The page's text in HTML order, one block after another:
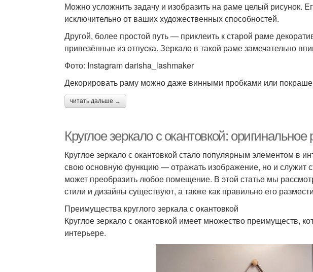
Можно усложнить задачу и изобразить на раме целый рисунок.
исключительно от ваших художественных способностей.
Другой, более простой путь — приклеить к старой раме
привезённые из отпуска. Зеркало в такой раме замечательно
Фото: Instagram darisha_lashmaker
Декорировать раму можно даже винными пробками или
читать дальше →
Круглое зеркало с окантовкой:
Круглое зеркало с окантовкой стало популярным элементом в
свою основную функцию — отражать изображение, но и служит
может преобразить любое помещение. В этой статье мы
стили и дизайны существуют, а также как правильно его
Преимущества круглого зеркала с окантовкой
Круглое зеркало с окантовкой имеет множество преимуществ,
интерьере.